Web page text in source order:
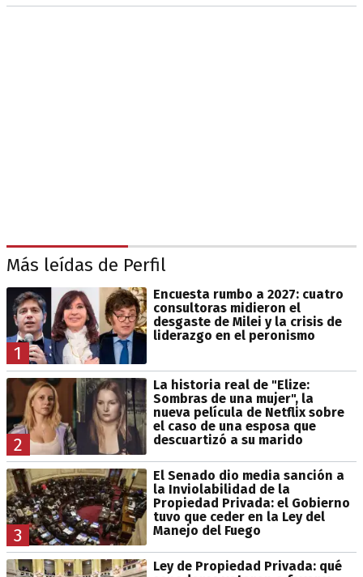
Más leídas de Perfil
1
Encuesta rumbo a 2027: cuatro
consultoras midieron el
desgaste de Milei y la crisis de
liderazgo en el peronismo
2
La historia real de "Elize:
Sombras de una mujer", la
nueva película de Netflix sobre
el caso de una esposa que
descuartizó a su marido
3
El Senado dio media sanción a
la Inviolabilidad de la
Propiedad Privada: el Gobierno
tuvo que ceder en la Ley del
Manejo del Fuego
Ley de Propiedad Privada: qué